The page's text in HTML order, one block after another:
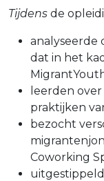
Tijdens de
analyseerde
dat in het
leerden
praktijken
bezocht
Coworking